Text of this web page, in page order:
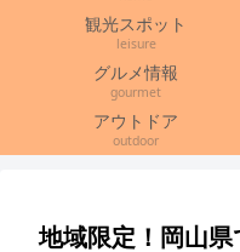
観光スポット
leisure
グルメ情報
gourmet
アウトドア
outdoor
地域限定！岡山